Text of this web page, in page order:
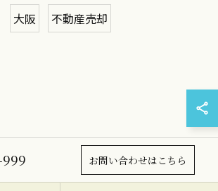
大阪 不動産売却
お問い合わせはこちら